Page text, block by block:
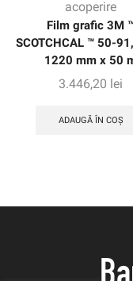
acoperire
Film grafic 3M
SCOTCHCAL ™ 50-
1220 mm x 50
3.446,20 lei
ADAUGĂ ÎN COȘ